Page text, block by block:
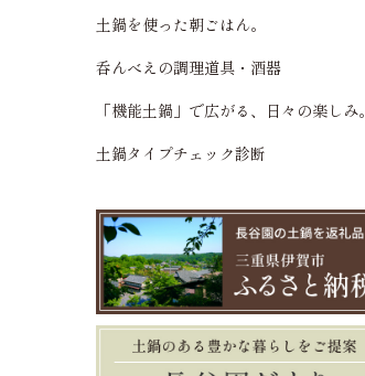
土鍋を使った朝ごはん。
呑んべえの調理道具・酒器
「機能土鍋」で広がる、日々の楽しみ。
土鍋タイプチェック診断